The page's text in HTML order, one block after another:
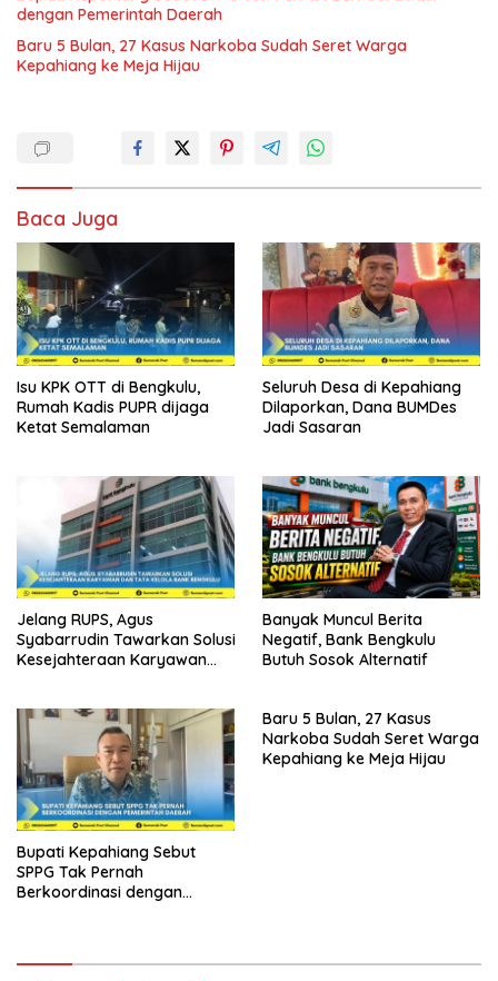
dengan Pemerintah Daerah
Baru 5 Bulan, 27 Kasus Narkoba Sudah Seret Warga
Kepahiang ke Meja Hijau
Baca Juga
Isu KPK OTT di Bengkulu,
Rumah Kadis PUPR dijaga
Ketat Semalaman
Seluruh Desa di Kepahiang
Dilaporkan, Dana BUMDes
Jadi Sasaran
Jelang RUPS, Agus
Syabarrudin Tawarkan Solusi
Kesejahteraan Karyawan
Banyak Muncul Berita
Negatif, Bank Bengkulu
Butuh Sosok Alternatif
Bupati Kepahiang Sebut
SPPG Tak Pernah
Berkoordinasi dengan
Baru 5 Bulan, 27 Kasus
Narkoba Sudah Seret Warga
Kepahiang ke Meja Hijau